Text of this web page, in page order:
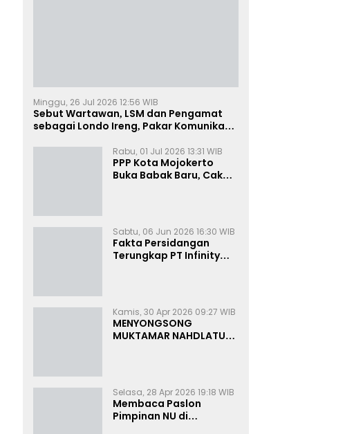
Minggu, 26 Jul 2026 12:56 WIB
Sebut Wartawan, LSM dan Pengamat
sebagai Londo Ireng, Pakar Komunikasi:
Rabu, 01 Jul 2026 13:31 WIB
PPP Kota Mojokerto
Buka Babak Baru, Cak
Sabtu, 06 Jun 2026 16:30 WIB
Fakta Persidangan
Terungkap PT Infinity
Kamis, 30 Apr 2026 09:27 WIB
MENYONGSONG
MUKTAMAR NAHDLATUL
Selasa, 28 Apr 2026 19:18 WIB
Membaca Paslon
Pimpinan NU di